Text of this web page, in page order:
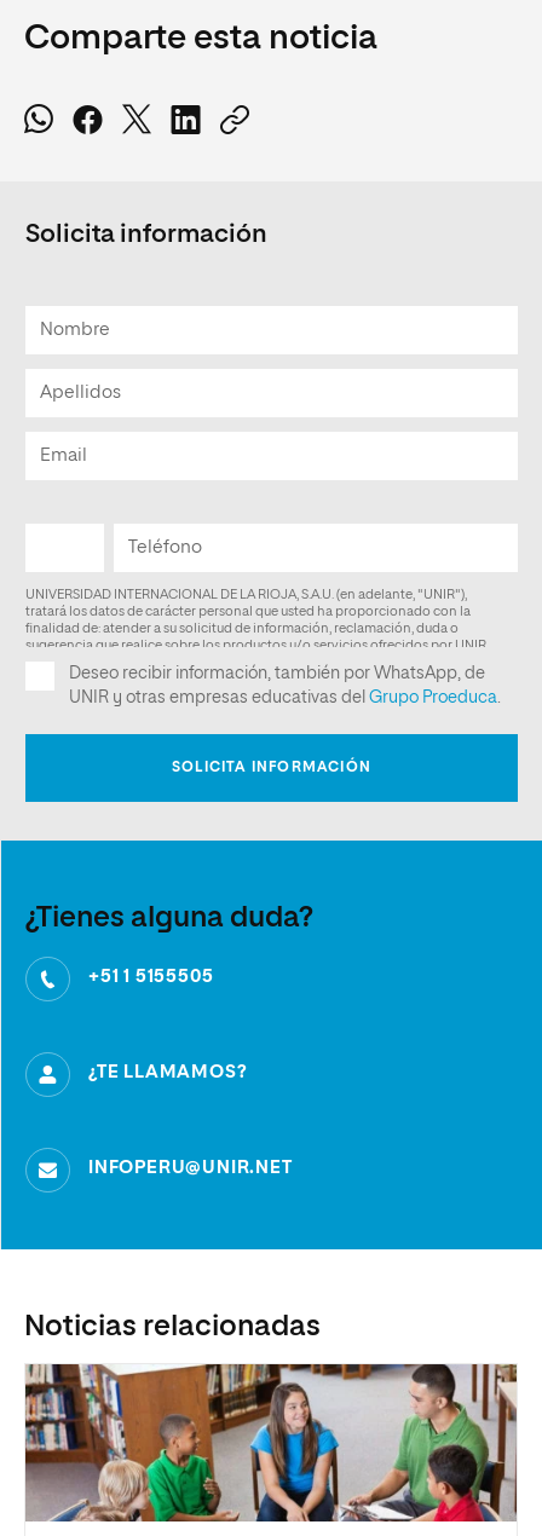
Comparte esta noticia
Solicita información
¿Tienes alguna duda?
+51 1 5155505
¿TE LLAMAMOS?
INFOPERU@UNIR.NET
Noticias relacionadas